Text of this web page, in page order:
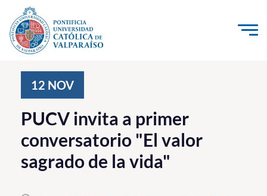
Click acá para ir directamente al contenido
Investigación, Creación e Innovación
PUCV Internacional
Vinculación con el Medio
12 NOV
PUCV invita a primer
conversatorio "El valor
sagrado de la vida"